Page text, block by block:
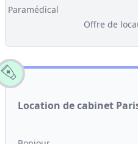
Paramédical
Offre de
Location de cabinet